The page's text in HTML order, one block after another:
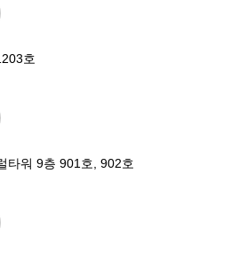
호
타워 9층 901호, 902호